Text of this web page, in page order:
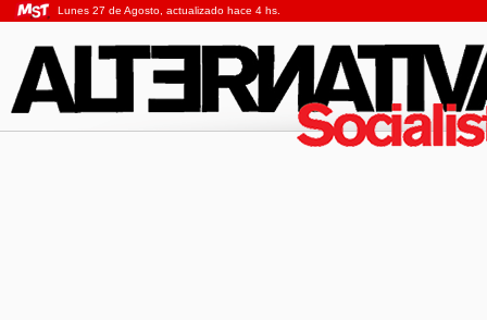
Lunes 27 de Agosto, actualizado hace 4 hs.